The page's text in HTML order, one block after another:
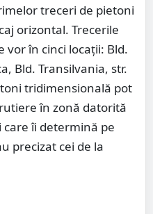
treceri de pietoni
orizontal. Trecerile
în cinci locații: Bld.
Bld. Transilvania, str.
tridimensională pot
în zonă datorită
îi determină pe
precizat cei de la